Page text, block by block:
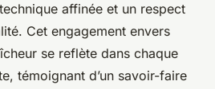
affinée et un respect
Cet engagement envers
se reflète dans chaque
témoignant d’un savoir-faire